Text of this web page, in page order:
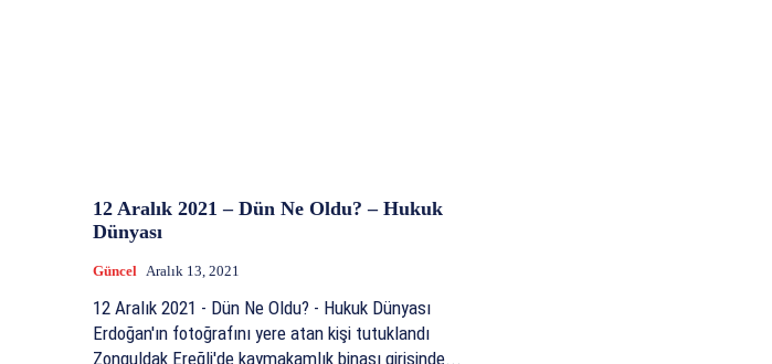
12 Aralık 2021 – Dün Ne Oldu? – Hukuk
Dünyası
Güncel Aralık 13, 2021
12 Aralık 2021 - Dün Ne Oldu? - Hukuk Dünyası
Erdoğan'ın fotoğrafını yere atan kişi tutuklandı
Zonguldak Ereğli'de kaymakamlık binası girişinde...